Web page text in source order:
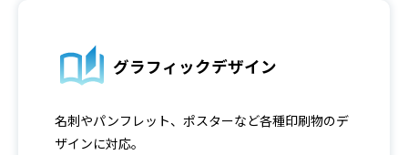
グラフィックデザイン
名刺やパンフレット、ポスターなど各種印刷物のデ
ザインに対応。